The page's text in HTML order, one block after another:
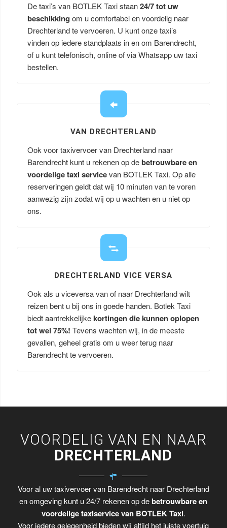
De taxi’s van BOTLEK Taxi staan24/7 tot uw
beschikking om u comfortabel en voordelig naar
Drechterland te vervoeren. U kunt onze taxi’s
vinden op iedere standplaats in en om Barendrecht,
of u kunt telefonisch, online of via Whatsapp uw taxi
bestellen.
VAN DRECHTERLAND
Ook voor taxivervoer van Drechterland naar
Barendrecht kunt u rekenen op debetrouwbare en
voordelige taxi servicevan BOTLEK Taxi. Op alle
reserveringen geldt dat wij 10 minuten van te voren
aanwezig zijn zodat wij op u wachten en u niet op
ons.
DRECHTERLAND VICE VERSA
Ook als u viceversa van of naar Drechterland wilt
reizen bent u bij ons in goede handen. Botlek Taxi
biedt aantrekkelijkekortingen die kunnen oplopen
tot wel 75%! Tevens wachten wij, in de meeste
gevallen, geheel gratis om u weer terug naar
Barendrecht te vervoeren.
VOORDELIG VAN EN NAAR
DRECHTERLAND
Voor al uw taxivervoer van Barendrecht naar Drechterland
en omgeving kunt u 24/7 rekenen op debetrouwbare en
voordelige taxiservice van BOTLEK Taxi.
Voor iedere gelegenheid bieden wij altijd het juiste voertuig